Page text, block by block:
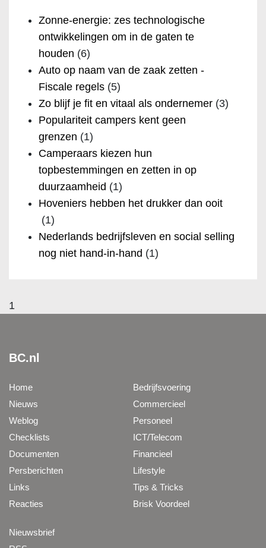
Zonne-energie: zes technologische
ontwikkelingen om in de gaten te
houden (6)
Auto op naam van de zaak zetten -
Fiscale regels (5)
Zo blijf je fit en vitaal als ondernemer (3)
Populariteit campers kent geen
grenzen (1)
Camperaars kiezen hun
topbestemmingen en zetten in op
duurzaamheid (1)
Hoveniers hebben het drukker dan ooit
(1)
Nederlands bedrijfsleven en social selling
nog niet hand-in-hand (1)
1
BC.nl
Home
Nieuws
Weblog
Checklists
Documenten
Persberichten
Links
Reacties
Bedrijfsvoering
Commercieel
Personeel
ICT/Telecom
Financieel
Lifestyle
Tips & Tricks
Brisk Voordeel
Nieuwsbrief